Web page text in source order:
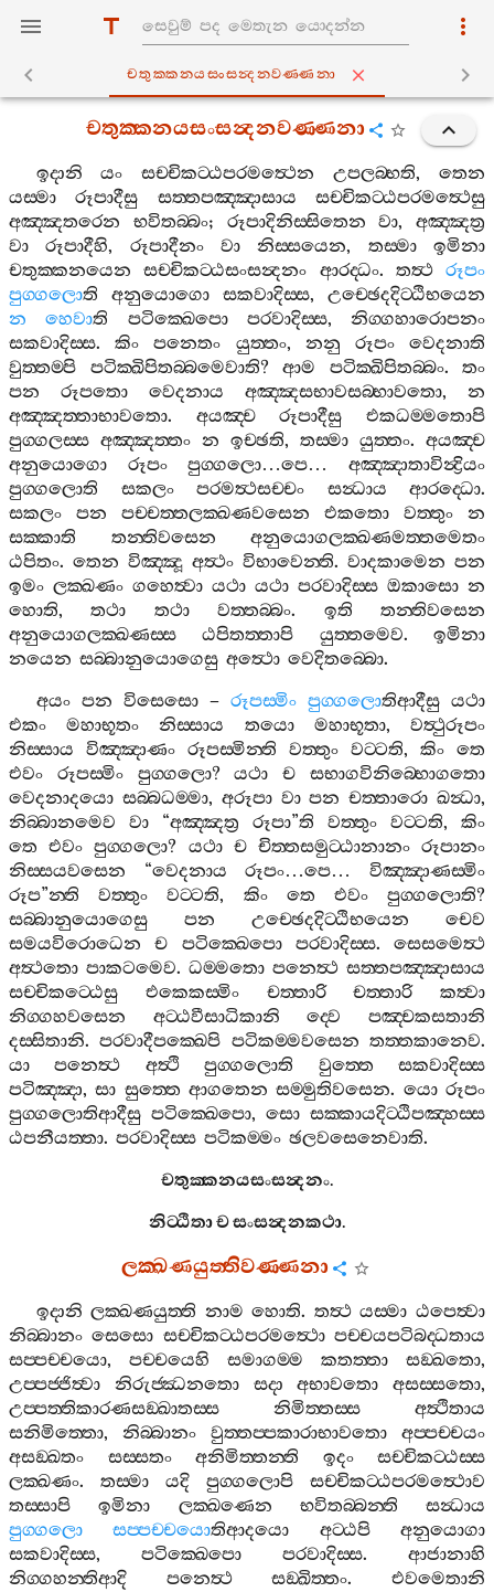
චතුක‍්කනයසංසන්‍දනවණ‍්ණනා
චතුක‍්කනයසංසන්‍දනවණ‍්ණනා
ඉදානි යං සච‍්චිකට‍්ඨපරමත්‍ථෙන උපලබ‍්භති, තෙන
යස‍්මා
රූපාදීසු සත‍්තපඤ‍්ඤාසාය
සච‍්චිකට‍්ඨපරමත්‍ථෙසු
අඤ‍්ඤතරෙන
භවිතබ‍්බං; රූපාදිනිස‍්සිතෙන වා, අඤ‍්ඤත්‍ර
වා
රූපාදීහි, රූපාදීනං වා නිස‍්සයෙන, තස‍්මා
ඉමිනා
චතුක‍්කනයෙන
සච‍්චිකට‍්ඨසංසන්‍දනං ආරද‍්ධං. තත්‍ථ රූපං
පුග‍්ගලොති අනුයොගො සකවාදිස‍්ස, උච‍්ඡෙදදිට‍්ඨිභයෙන
න
හෙවාති පටික‍්ඛෙපො පරවාදිස‍්ස, නිග‍්ගහාරොපනං
සකවාදිස‍්ස.කිං පනෙතං යුත‍්තං, නනු රූපං
වෙදනාති
වුත‍්තම‍්පි
පටික‍්ඛිපිතබ‍්බමෙවාති? ආම පටික‍්ඛිපිතබ‍්බං. තං
පන
රූපතො වෙදනාය අඤ‍්ඤසභාවසබ‍්භාවතො, න
අඤ‍්ඤත‍්තාභාවතො. අයඤ‍්ච රූපාදීසු
එකධම‍්මතොපි
පුග‍්ගලස‍්ස අඤ‍්ඤත‍්තං න ඉච‍්ඡති, තස‍්මා යුත‍්තං. අයඤ‍්ච
අනුයොගො
රූපං පුග‍්ගලො…පෙ…අඤ‍්ඤාතාවින්‍ද්‍රියං
පුග‍්ගලොති
සකලං පරමත්‍ථසච‍්චං සන්‍ධාය ආරද‍්ධො.
සකලං
පන පච‍්චත‍්තලක‍්ඛණවසෙන එකතො වත‍්තුං
න
සක‍්කාති
තන‍්තිවසෙන
අනුයොගලක‍්ඛණමත‍්තමෙතං
ඨපිතං. තෙන විඤ‍්ඤූ අත්‍ථං විභාවෙන‍්ති. වාදකාමෙන පන
ඉමං ලක‍්ඛණං ගහෙත්‍වා යථා යථා පරවාදිස‍්ස ඔකාසො න
හොති,තථා තථා වත‍්තබ‍්බං. ඉති
තන‍්තිවසෙන
අනුයොගලක‍්ඛණස‍්ස
ඨපිතත‍්තාපි යුත‍්තමෙව.ඉමිනා
නයෙන සබ‍්බානුයොගෙසු අත්‍ථො වෙදිතබ‍්බො.
අයං පන විසෙසො– රූපස‍්මිං පුග‍්ගලොතිආදීසු යථා
එකං
මහාභූතං නිස‍්සාය තයො මහාභූතා,වත්‍ථුරූපං
නිස‍්සාය
විඤ‍්ඤාණං රූපස‍්මින‍්ති වත‍්තුං වට‍්ටති, කිං තෙ
එවං
රූපස‍්මිං පුග‍්ගලො?යථා ච
සභාගවිනිබ‍්භොගතො
වෙදනාදයො සබ‍්බධම‍්මා, අරූපා වා පන චත‍්තාරො ඛන්‍ධා,
නිබ‍්බානමෙව
වා “අඤ‍්ඤත්‍ර රූපා”ති වත‍්තුං වට‍්ටති, කිං
තෙ එවං පුග‍්ගලො? යථා ච චිත‍්තසමුට‍්ඨානානං රූපානං
නිස‍්සයවසෙන “වෙදනාය රූපං…පෙ…විඤ‍්ඤාණස‍්මිං
රූප”න‍්ති වත‍්තුං වට‍්ටති, කිං තෙ එවං පුග‍්ගලොති?
සබ‍්බානුයොගෙසු
පන උච‍්ඡෙදදිට‍්ඨිභයෙන
චෙව
සමයවිරොධෙන
ච පටික‍්ඛෙපො පරවාදිස‍්ස. සෙසමෙත්‍ථ
අත්‍ථතො පාකටමෙව. ධම‍්මතො පනෙත්‍ථ සත‍්තපඤ‍්ඤාසාය
සච‍්චිකට‍්ඨෙසු
එකෙකස‍්මිං චත‍්තාරි චත‍්තාරි
කත්‍වා
නිග‍්ගහවසෙන
අට‍්ඨවීසාධිකානි ද‍්වෙ
පඤ‍්චකසතානි
දස‍්සිතානි.පරවාදීපක‍්ඛෙපි පටිකම‍්මවසෙන තත‍්තකානෙව.
යා
පනෙත්‍ථ අත්‍ථි පුග‍්ගලොති වුත‍්තෙ
සකවාදිස‍්ස
පටිඤ‍්ඤා,සා සුත‍්තෙ ආගතෙන සම‍්මුතිවසෙන. යො රූපං
පුග‍්ගලොතිආදීසු පටික‍්ඛෙපො, සො සක‍්කායදිට‍්ඨිපඤ‍්හස‍්ස
ඨපනීයත‍්තා. පරවාදිස‍්ස පටිකම‍්මං ඡලවසෙනෙවාති.
චතුක‍්කනයසංසන්‍දනං.
නිට‍්ඨිතාචසංසන්‍දනකථා.
ලක‍්ඛණයුත‍්තිවණ‍්ණනා
ඉදානි ලක‍්ඛණයුත‍්ති නාම හොති. තත්‍ථ යස‍්මා ඨපෙත්‍වා
නිබ‍්බානං සෙසො සච‍්චිකට‍්ඨපරමත්‍ථො පච‍්චයපටිබද‍්ධතාය
සප‍්පච‍්චයො, පච‍්චයෙහි සමාගම‍්ම කතත‍්තා සඞ‍්ඛතො,
උප‍්පජ‍්ජිත්‍වා
නිරුජ‍්ඣනතො සදා අභාවතො අසස‍්සතො,
උප‍්පත‍්තිකාරණසඞ‍්ඛාතස‍්ස
නිමිත‍්තස‍්ස
අත්‍ථිතාය
සනිමිත‍්තො, නිබ‍්බානං වුත‍්තප‍්පකාරාභාවතො
අප‍්පච‍්චයං
අසඞ‍්ඛතං
සස‍්සතං අනිමිත‍්තන‍්ති ඉදං
සච‍්චිකට‍්ඨස‍්ස
ලක‍්ඛණං. තස‍්මා යදි පුග‍්ගලොපි
සච‍්චිකට‍්ඨපරමත්‍ථොව
තස‍්සාපි
ඉමිනා ලක‍්ඛණෙන භවිතබ‍්බන‍්ති
සන්‍ධාය
පුග‍්ගලො
සප‍්පච‍්චයොතිආදයො අට‍්ඨපි
අනුයොගා
සකවාදිස‍්ස, පටික‍්ඛෙපො පරවාදිස‍්ස. ආජානාහි
නිග‍්ගහන‍්තිආදි
පනෙත්‍ථ සඞ‍්ඛිත‍්තං.එවමෙතානි